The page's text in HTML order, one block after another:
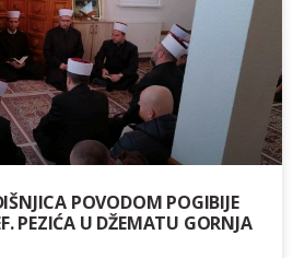
POVODOM POGIBIJE
PEZIĆA U DŽEMATU GORNJA